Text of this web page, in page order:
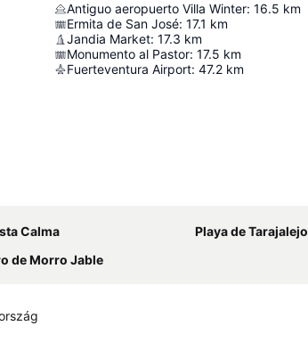
Antiguo aeropuerto Villa Winter: 16.5 km
Ermita de San José: 17.1 km
Jandia Market: 17.3 km
Monumento al Pastor: 17.5 km
Fuerteventura Airport: 47.2 km
Calma Playa de Tarajalejo
de Morro Jable